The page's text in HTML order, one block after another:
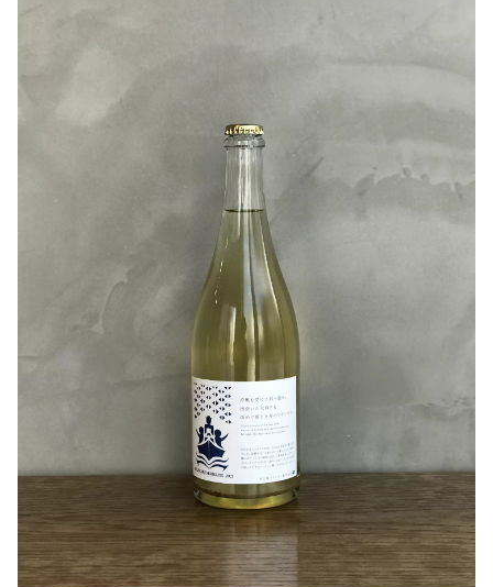
追われる事なく楽しみながら、特別にてをかけたのが、こ
私達は収穫の際、必ず葡萄を頂戴しながら収穫をしていま
葡萄の状態を確認する事ではなく、樹上で完熟した葡萄は
衝撃を受けるほど本当に美味しいのです。
お食事は選ばす楽しめますが、ミルキーなブラータチーズ
や汲みあげ豆腐、ムースの様な口当たり滑らかな食事
との相性が大変良いと思いました！
【千夢ワイナリー】について
千夢ワイナリーさんは宮城県石巻市にて2024年のワイナリ
ー設立を目指し、2021年から宮城県のFattoria AL
FIOREさんで委託醸造をされています。
現在、石巻市牡鹿半島 黒崎の自社畑に植樹し栽培もスタ
醸造家であり代表の吉田さんは、様々な視点から生活の豊
かさや福祉、雇用が抱える問題の一つの解決として耕作放
棄地の開墾を行い「農」に行き着いたそうです。
土起こしからブドウ栽培、醸造まで、一貫して行う大注目
のワイナリーです。
【ブドウについて】
千夢ワイナリーさんは山形県を中心に高品質ワイン用葡萄